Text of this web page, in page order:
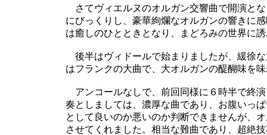
さてヴィエルヌのオルガン交響曲で開演と
にびっくりし、豪華絢爛なオルガンの響きに
は癒しのひとときとなり、まどろみの世界に
後半はヴィドールで始まりましたが、緩徐
はフランクの大曲で、大オルガンの醍醐味を
アンコールなしで、前回同様に６時半で終
奏としましては、濃厚な曲であり、お腹いっ
として良いのか悪いのか判断できませんが、
させてくれました。相当な難曲であり、超絶